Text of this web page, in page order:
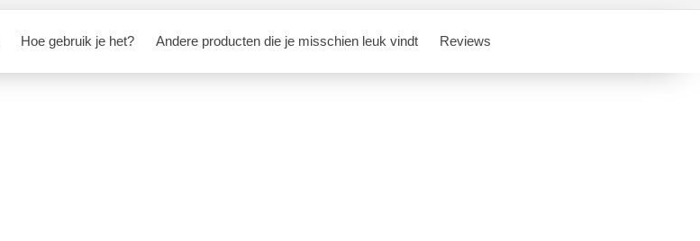
Hoe gebruik je het? Andere producten die je misschien leuk vindt Reviews